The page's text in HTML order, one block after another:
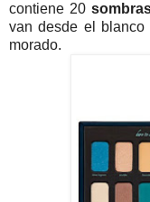
contiene 20
van desde el blanco
morado.